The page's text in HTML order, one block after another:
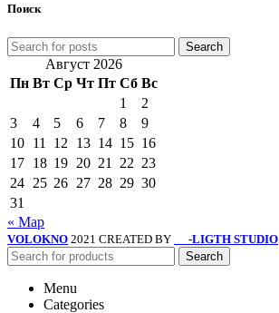
Поиск
Search
Август 2026
Пн Вт Ср Чт Пт Сб Вс
1
2
3
4 5 6 7 8
9
10 11 12 13 14 15 16
17 18 19 20 21 22 23
24 25 26 27 28 29 30
31
« Мар
VOLOKNO 2021 CREATED BY -LIGTH STUDIO
Search
Menu
Categories